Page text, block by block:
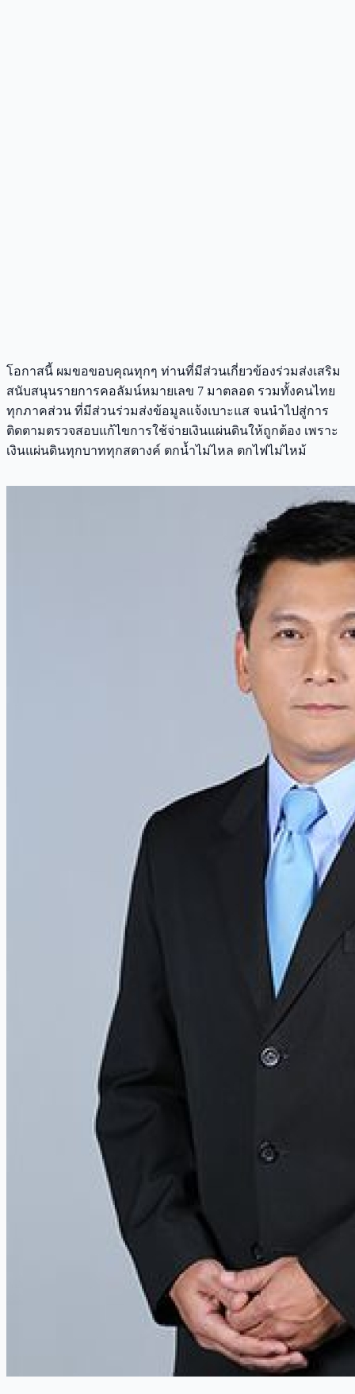
โอกาสนี้ ผมขอขอบคุณทุกๆ ท่านที่มีส่วนเกี่ยวข้องร่วมส่งเสริม
สนับสนุนรายการคอลัมน์หมายเลข 7 มาตลอด รวมทั้งคนไทย
ทุกภาคส่วน ที่มีส่วนร่วมส่งข้อมูลแจ้งเบาะแส จนนำไปสู่การ
ติดตามตรวจสอบแก้ไขการใช้จ่ายเงินแผ่นดินให้ถูกต้อง เพราะ
เงินแผ่นดินทุกบาททุกสตางค์ ตกน้ำไม่ไหล ตกไฟไม่ไหม้